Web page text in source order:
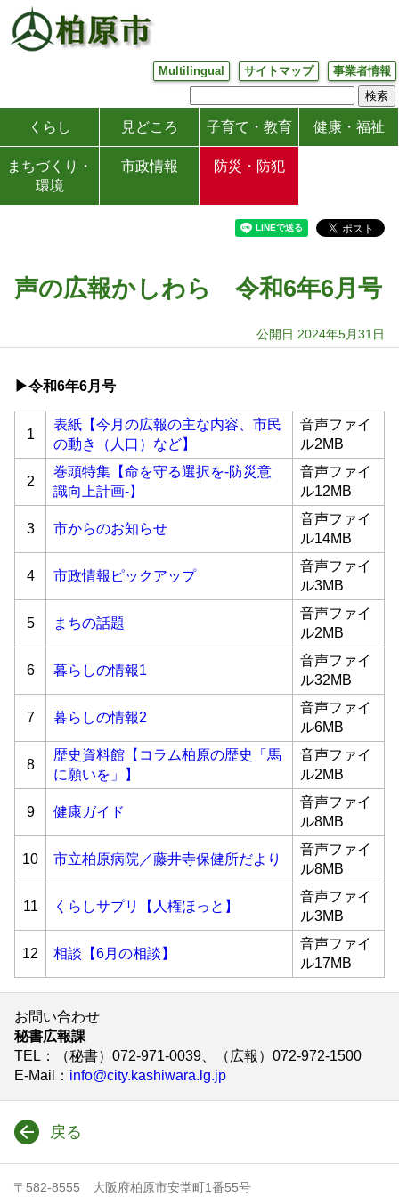
Multilingual サイトマップ 事業者情報
くらし 見どころ 子育て・教育 健康・福祉
まちづくり・
環境
市政情報 防災・防犯
声の広報かしわら 令和6年6月号
公開日 2024年5月31日
▶令和6年6月号
1
表紙【今月の広報の主な内容、市民
の動き（人口）など】
音声ファイ
ル2MB
2
巻頭特集【命を守る選択を‐防災意
識向上計画‐】
音声ファイ
ル12MB
3 市からのお知らせ
音声ファイ
ル14MB
4 市政情報ピックアップ
音声ファイ
ル3MB
5 まちの話題
音声ファイ
ル2MB
6 暮らしの情報1
音声ファイ
ル32MB
7 暮らしの情報2
音声ファイ
ル6MB
8
歴史資料館【コラム柏原の歴史「馬
に願いを」】
音声ファイ
ル2MB
9 健康ガイド
音声ファイ
ル8MB
10 市立柏原病院／藤井寺保健所だより
音声ファイ
ル8MB
11 くらしサプリ【人権ほっと】
音声ファイ
ル3MB
12 相談【6月の相談】
音声ファイ
ル17MB
お問い合わせ
秘書広報課
TEL ：（秘書）072-971-0039、（広報）072-972-1500
E-Mail
： info@city.kashiwara.lg.jp
戻る
〒582-8555 大阪府柏原市安堂町1番55号